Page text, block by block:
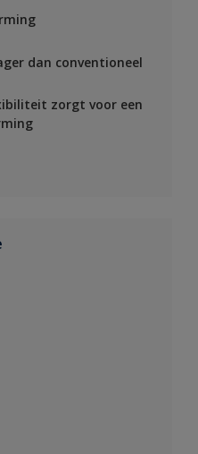
dan conventioneel
zorgt voor een